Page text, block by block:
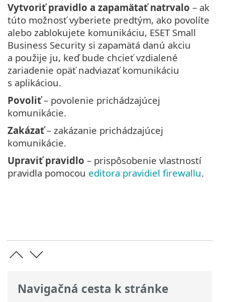
Navigačná cesta k stránke
Vytvoriť pravidlo a zapamätať natrvalo – ak
túto možnosť vyberiete predtým, ako povolíte
alebo zablokujete komunikáciu, ESET Small
Business Security si zapamätá danú akciu
a použije ju, keď bude chcieť vzdialené
zariadenie opäť nadviazať komunikáciu
s aplikáciou.
Povoliť– povolenie prichádzajúcej
komunikácie.
Zakázať– zakázanie prichádzajúcej
komunikácie.
Upraviť pravidlo – prispôsobenie vlastností
pravidla pomocou editora pravidiel firewallu.